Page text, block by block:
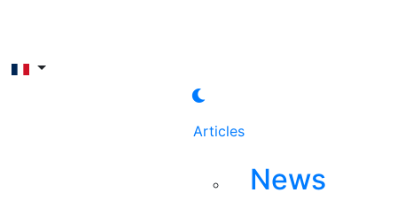
Articles
News